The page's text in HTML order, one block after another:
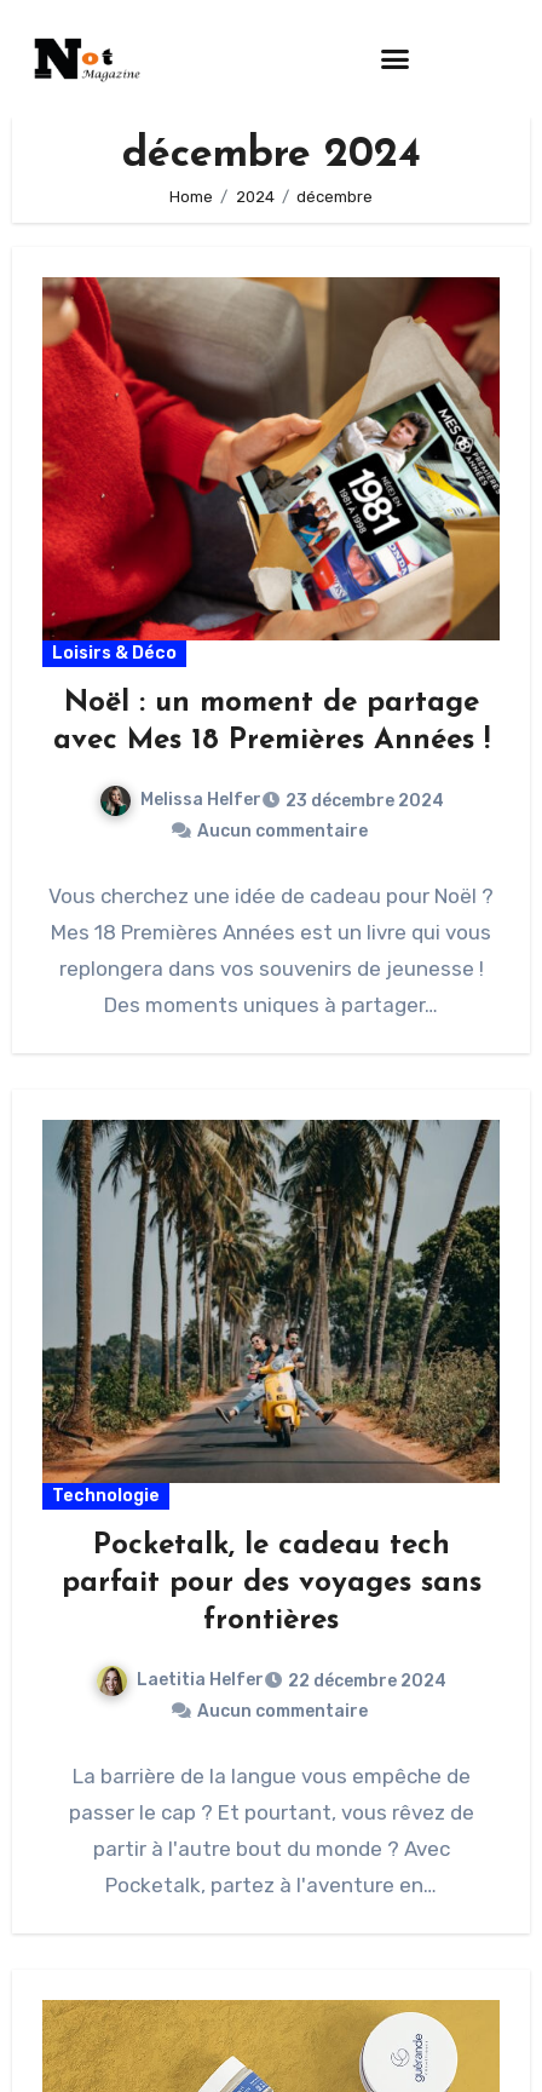
décembre 2024
Home 2024 décembre
Loisirs & Déco
Noël : un moment de partage
avec Mes 18 Premières Années !
Melissa Helfer
23 décembre 2024
Aucun commentaire
Vous cherchez une idée de cadeau pour Noël ?
Mes 18 Premières Années est un livre qui vous
replongera dans vos souvenirs de jeunesse !
Des moments uniques à partager…
Technologie
Pocketalk, le cadeau tech
parfait pour des voyages sans
frontières
Laetitia Helfer
22 décembre 2024
Aucun commentaire
La barrière de la langue vous empêche de
passer le cap ? Et pourtant, vous rêvez de
partir à l'autre bout du monde ? Avec
Pocketalk, partez à l'aventure en…